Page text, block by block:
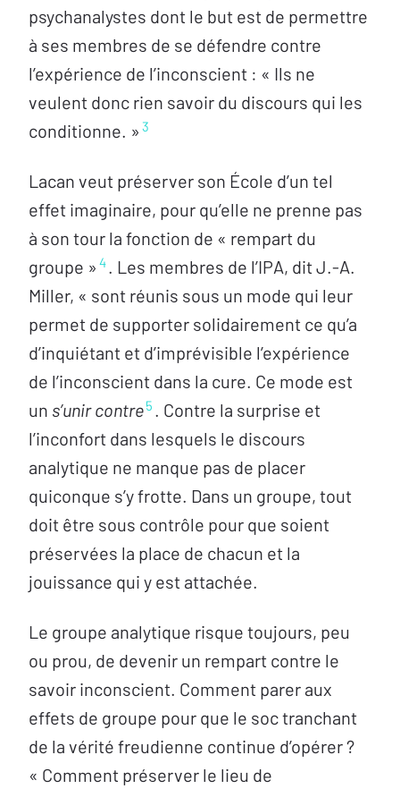
psychanalystes dont le but est de permettre
à ses membres de se défendre contre
l’expérience de l’inconscient : « Ils ne
veulent donc rien savoir du discours qui les
conditionne. » 3
Lacan veut préserver son École d’un tel
effet imaginaire, pour qu’elle ne prenne pas
à son tour la fonction de « rempart du
groupe » 4. Les membres de l’IPA, dit J.-A.
Miller, « sont réunis sous un mode qui leur
permet de supporter solidairement ce qu’a
d’inquiétant et d’imprévisible l’expérience
de l’inconscient dans la cure. Ce mode est
un s’unir contre5 . Contre la surprise et
l’inconfort dans lesquels le discours
analytique ne manque pas de placer
quiconque s’y frotte. Dans un groupe, tout
doit être sous contrôle pour que soient
préservées la place de chacun et la
jouissance qui y est attachée.
Le groupe analytique risque toujours, peu
ou prou, de devenir un rempart contre le
savoir inconscient. Comment parer aux
effets de groupe pour que le soc tranchant
de la vérité freudienne continue d’opérer ?
« Comment préserver le lieu de